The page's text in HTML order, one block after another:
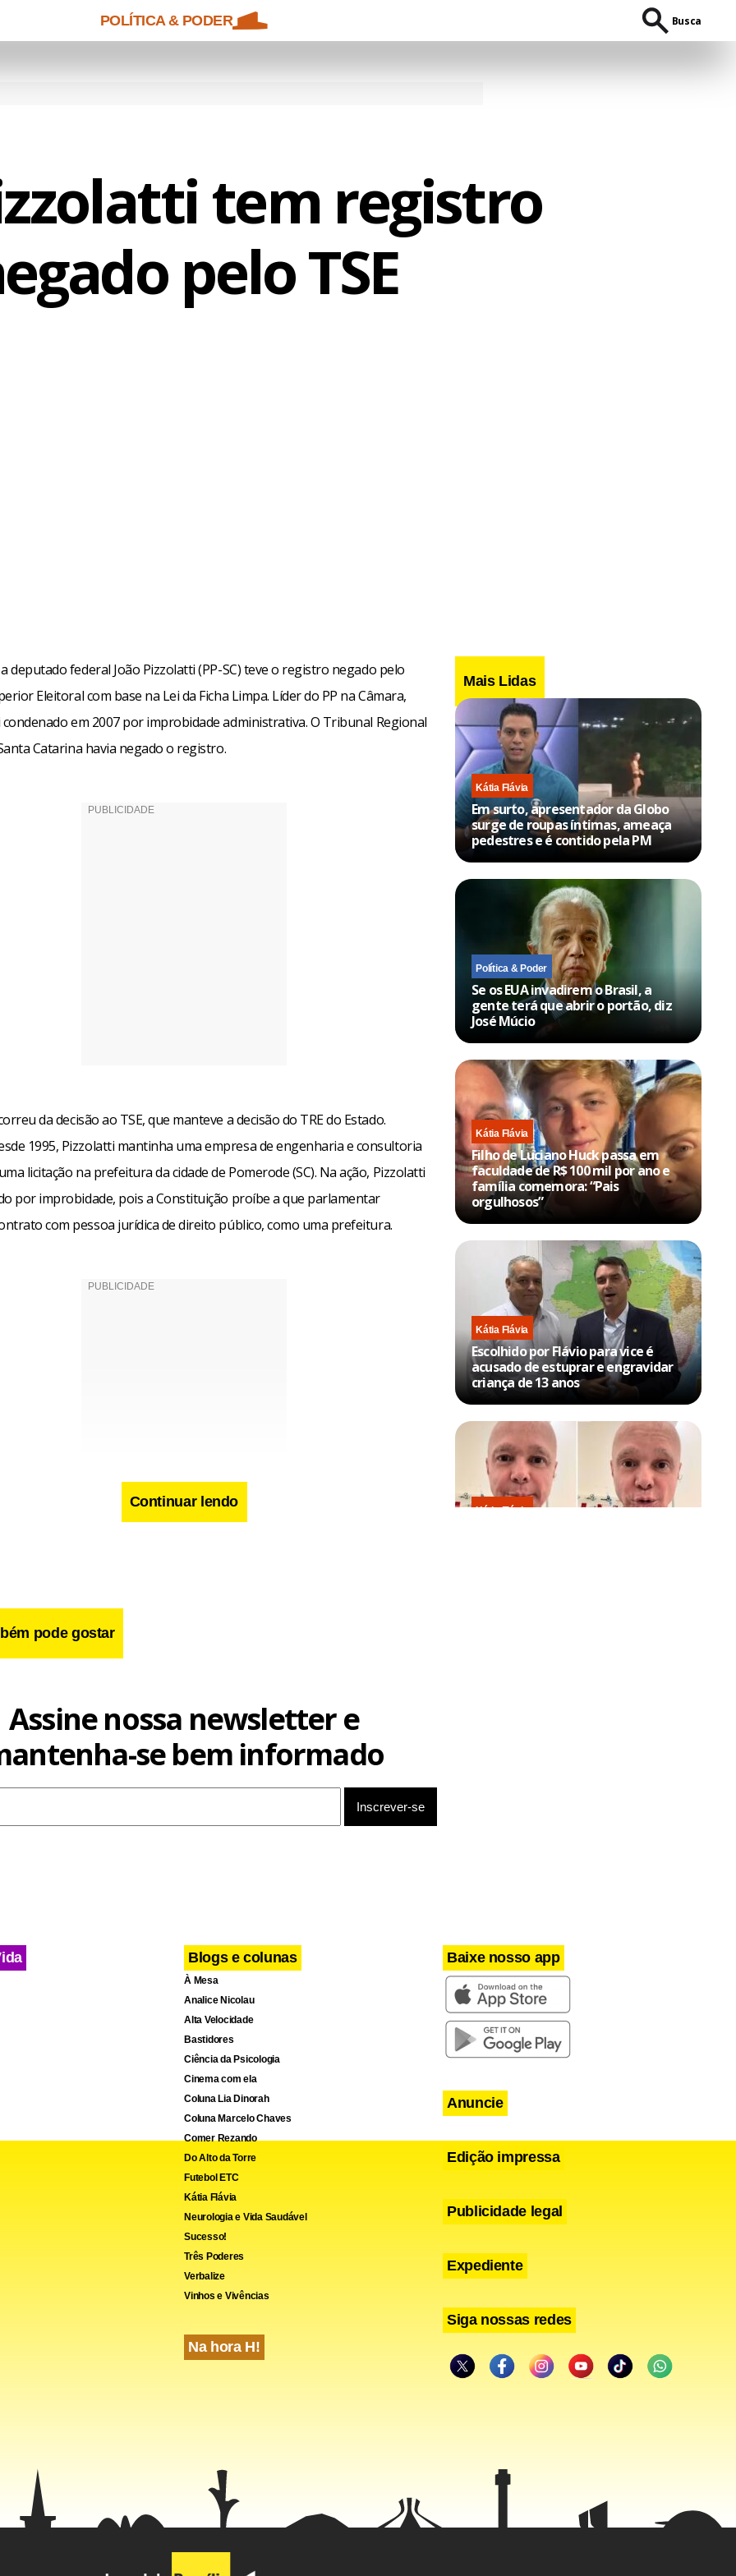
POLÍTICA & PODER Busca
tem registro
pelo TSE
deputado federal João Pizzolatti (PP-SC) teve o registro negado pelo
Eleitoral com base na Lei da Ficha Limpa. Líder do PP na Câmara,
em 2007 por improbidade administrativa. O Tribunal Regional
Catarina havia negado o registro.
da decisão ao TSE, que manteve a decisão do TRE do Estado.
1995, Pizzolatti mantinha uma empresa de engenharia e consultoria
licitação na prefeitura da cidade de Pomerode (SC). Na ação, Pizzolatti
por improbidade, pois a Constituição proíbe a que parlamentar
com pessoa jurídica de direito público, como uma prefeitura.
Continuar lendo
pode gostar
Mais Lidas
Kátia Flávia
Em surto, apresentador da Globo
surge de roupas íntimas, ameaça
pedestres e é contido pela PM
Política & Poder
Se os EUA invadirem o Brasil, a
gente terá que abrir o portão, diz
José Múcio
Kátia Flávia
Filho de Luciano Huck passa em
faculdade de R$ 100 mil por ano e
família comemora: “Pais
orgulhosos”
Kátia Flávia
Escolhido por Flávio para vice é
acusado de estuprar e engravidar
criança de 13 anos
Kátia Flávia
Assine nossa newsletter e
se bem informado
Blogs e colunas
À Mesa
Analice Nicolau
Alta Velocidade
Bastidores
Ciência da Psicologia
Cinema com ela
Coluna Lia Dinorah
Coluna Marcelo Chaves
Comer Rezando
Do Alto da Torre
Futebol ETC
Kátia Flávia
Neurologia e Vida Saudável
Sucesso!
Três Poderes
Verbalize
Vinhos e Vivências
Na hora H!
Baixe nosso app
Anuncie
Edição impressa
Publicidade legal
Expediente
Siga nossas redes